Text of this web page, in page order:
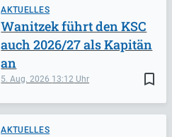
AKTUELLES
bookmark_border
5. Aug. 2026 13:12
Wanitzek führt den KSC
auch 2026/27 als Kapitän
an
AKTUELLES